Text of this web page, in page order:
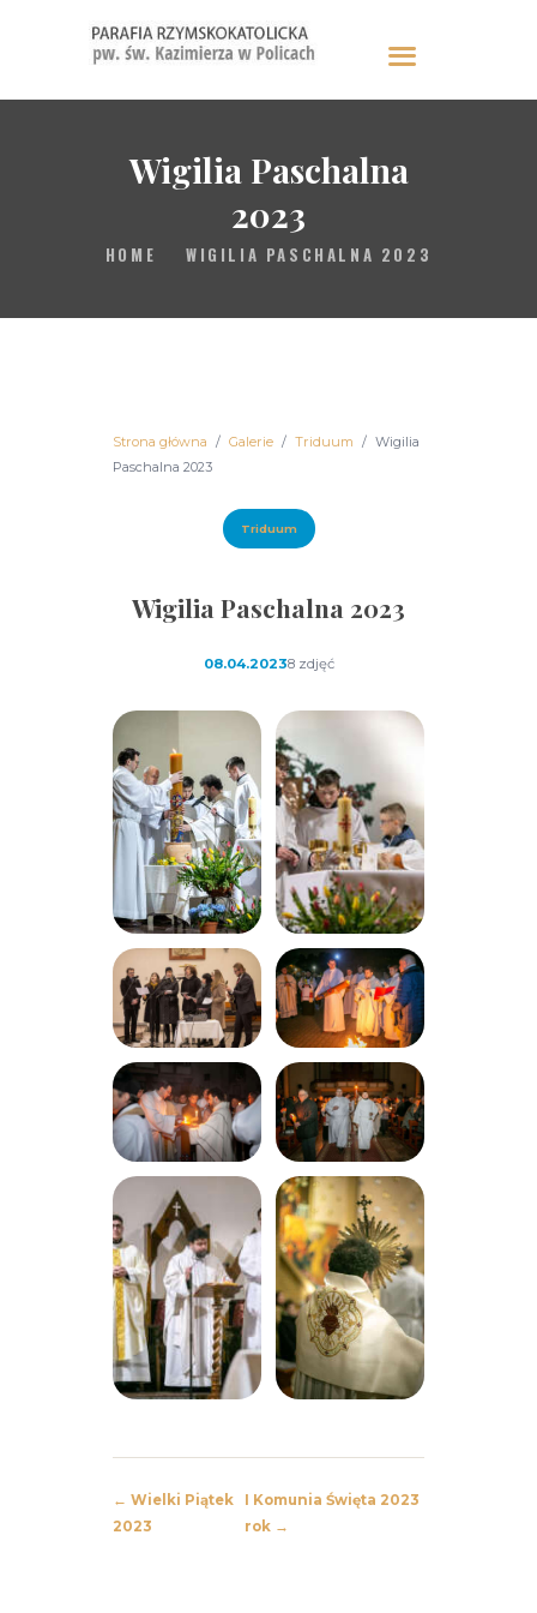
Wigilia Paschalna
2023
HOME WIGILIA PASCHALNA 2023
Parafia pw. św. Kazimierza w
Policach
INFORMACJE
POSŁUGA I SAKRAMENTY
WSPÓLNOTY
GALERIA
Strona główna Galerie Triduum
Wigilia
Paschalna 2023
Triduum
Wigilia Paschalna 2023
08.04.20238 zdjęć
← Wielki Piątek
2023
I Komunia Święta 2023
rok →